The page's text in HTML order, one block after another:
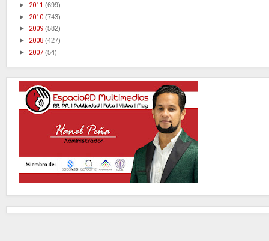
► 2011 (699)
► 2010 (743)
► 2009 (582)
► 2008 (427)
► 2007 (54)